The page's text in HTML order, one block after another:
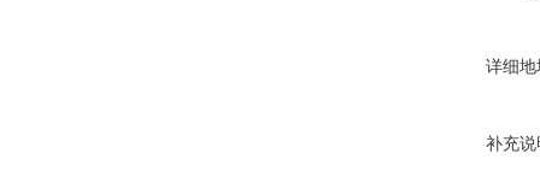
详细地
补充说